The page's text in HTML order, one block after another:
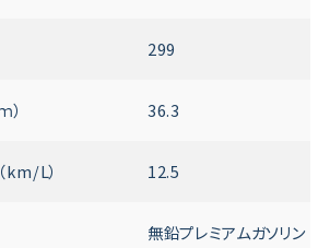
299
） 36.3
km/L） 12.5
無鉛プレミアムガソリン